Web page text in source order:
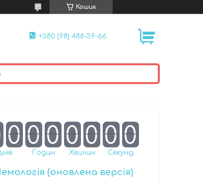
Кошик
+380 (98) 488-39-66
0 0 0
Годин
0 0
Хвилин
0 0
Секунд
(оновлена версія)